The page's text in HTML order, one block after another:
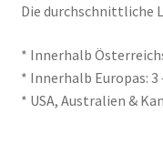
Die durchschnittliche
* Innerhalb
* Innerhalb Europas: 3
* USA, Australien &